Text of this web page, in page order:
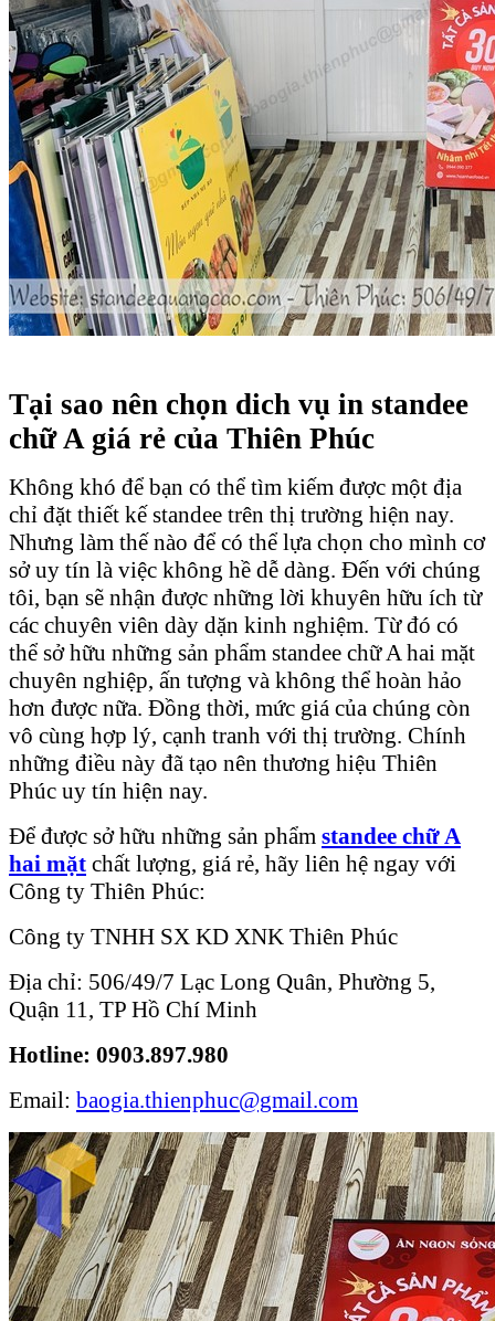
Tại sao nên chọn dich vụ in standee
chữ A giá rẻ của Thiên Phúc
Không khó để bạn có thể tìm kiếm được một địa
chỉ đặt thiết kế standee trên thị trường hiện nay.
Nhưng làm thế nào để có thể lựa chọn cho mình cơ
sở uy tín là việc không hề dễ dàng. Đến với chúng
tôi, bạn sẽ nhận được những lời khuyên hữu ích từ
các chuyên viên dày dặn kinh nghiệm. Từ đó có
thể sở hữu những sản phẩm standee chữ A hai mặt
chuyên nghiệp, ấn tượng và không thể hoàn hảo
hơn được nữa. Đồng thời, mức giá của chúng còn
vô cùng hợp lý, cạnh tranh với thị trường. Chính
những điều này đã tạo nên thương hiệu Thiên
Phúc uy tín hiện nay.
Để được sở hữu những sản phẩm standee chữ A
hai mặt chất lượng, giá rẻ, hãy liên hệ ngay với
Công ty Thiên Phúc:
Công ty TNHH SX KD XNK Thiên Phúc
Địa chỉ: 506/49/7 Lạc Long Quân, Phường 5,
Quận 11, TP Hồ Chí Minh
Hotline: 0903.897.980
Email: baogia.thienphuc@gmail.com